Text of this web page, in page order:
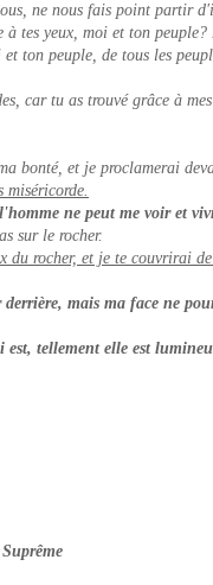
ne nous fais point partir
tes yeux, moi et ton peuple?
ton peuple, de tous les
car tu as trouvé grâce à
bonté, et je proclamerai
ne peut me voir et
sur le rocher.
du rocher, et je te couvrirai
derrière, mais ma face ne
tellement elle est